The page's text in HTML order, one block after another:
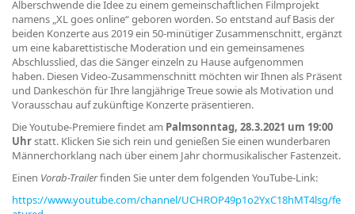
Alberschwende die Idee zu einem gemeinschaftlichen Filmprojekt
namens „XL goes online“ geboren worden. So entstand auf Basis der
beiden Konzerte aus 2019 ein 50-minütiger Zusammenschnitt, ergänzt
um eine kabarettistische Moderation und ein gemeinsamenes
Abschlusslied, das die Sänger einzeln zu Hause aufgenommen
haben. Diesen Video-Zusammenschnitt möchten wir Ihnen als Präsent
und Dankeschön für Ihre langjährige Treue sowie als Motivation und
Vorausschau auf zukünftige Konzerte präsentieren.
Die Youtube-Premiere findet am Palmsonntag, 28.3.2021 um 19:00
Uhrstatt. Klicken Sie sich rein und genießen Sie einen wunderbaren
Männerchorklang nach über einem Jahr chormusikalischer Fastenzeit.
Einen Vorab-Trailerfinden Sie unter dem folgenden YouTube-Link:
https://www.youtube.com/channel/UCHROP49p1o2YxC18hMT4lsg/fe